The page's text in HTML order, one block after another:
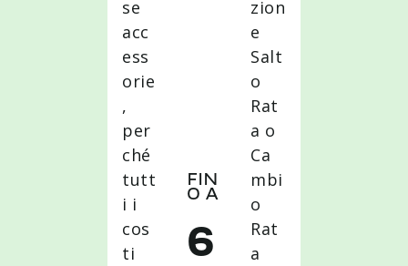
se
acc
ess
orie
,
per
ché
tutt
i i
cos
ti
FIN
O A
6
zion
e
Salt
o
Rat
a o
Ca
mbi
o
Rat
a